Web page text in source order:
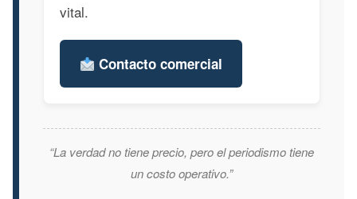
vital.
Contacto comercial
“La verdad no tiene precio, pero el periodismo tiene
un costo operativo.”